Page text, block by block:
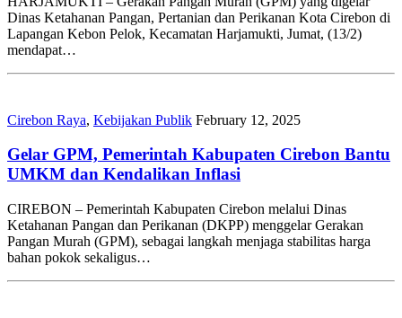
Dinas Ketahanan Pangan, Pertanian dan Perikanan Kota Cirebon di
Lapangan Kebon Pelok, Kecamatan Harjamukti, Jumat, (13/2)
mendapat…
Cirebon Raya, Kebijakan Publik February 12, 2025
Gelar GPM, Pemerintah Kabupaten Cirebon Bantu
UMKM dan Kendalikan Inflasi
CIREBON – Pemerintah Kabupaten Cirebon melalui Dinas
Ketahanan Pangan dan Perikanan (DKPP) menggelar Gerakan
Pangan Murah (GPM), sebagai langkah menjaga stabilitas harga
bahan pokok sekaligus…